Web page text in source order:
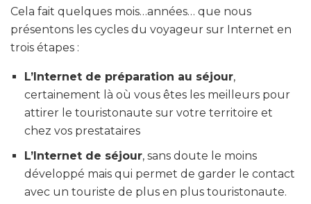
Cela fait quelques mois…années… que nous
présentons les cycles du voyageur sur Internet en
trois étapes :
L’Internet de préparation au séjour,
certainement là où vous êtes les meilleurs pour
attirer le touristonaute sur votre territoire et
chez vos prestataires
L’Internet de séjour, sans doute le moins
développé mais qui permet de garder le contact
avec un touriste de plus en plus touristonaute.